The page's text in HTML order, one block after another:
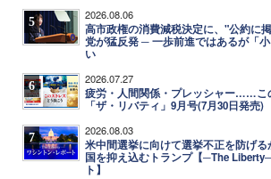
5 2026.08.06
高市政権の消費減税決定に、"公約に
党が猛反発 ─ 一歩前進ではあるが「
い
6 2026.07.27
疲労・人間関係・プレッシャー……こ
「ザ・リバティ」9月号(7月30日発売)
7 2026.08.03
米中間選挙に向けて選挙不正を防げ
国を抑え込むトランプ【─The
ト】